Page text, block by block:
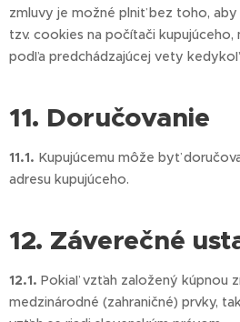
zmluvy je možné plniť bez toho,
tzv. cookies na počítači kupujúceho,
podľa predchádzajúcej vety
11. Doručovanie
11.1. Kupujúcemu môže byť
adresu kupujúceho.
12. Záverečné
12.1. Pokiaľ vzťah založený kúpnou
medzinárodné (zahraničné) prvky,